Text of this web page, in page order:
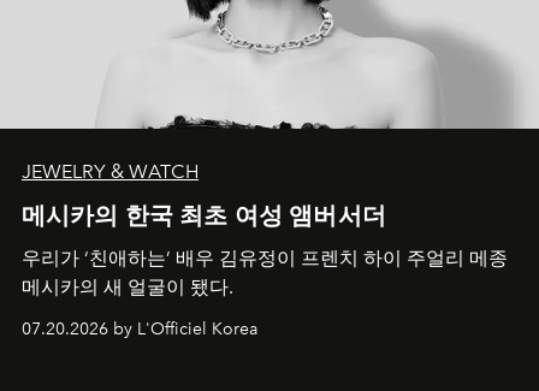
JEWELRY & WATCH
메시카의 한국 최초 여성 앰버서더
우리가 ‘친애하는’ 배우 김유정이 프렌치 하이 주얼리 메종
메시카의 새 얼굴이 됐다.
07.20.2026 by L'Officiel Korea